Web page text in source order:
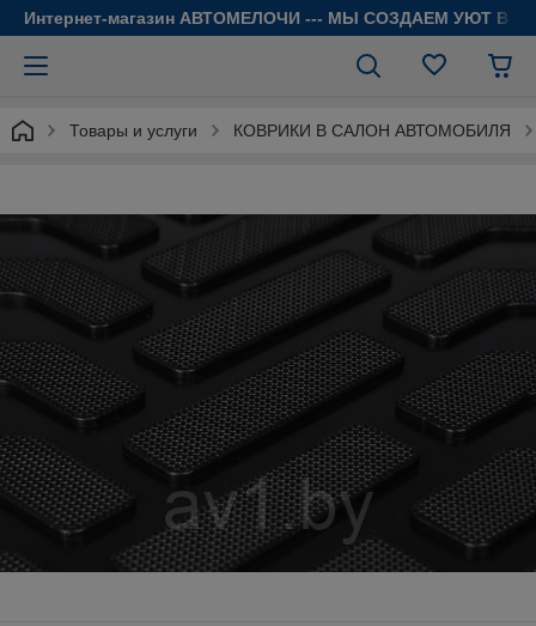
Интернет-магазин АВТОМЕЛОЧИ --- МЫ СОЗДАЕМ УЮТ В
Товары и услуги КОВРИКИ В САЛОН АВТОМОБИЛЯ